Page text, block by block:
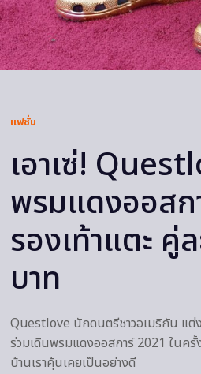
แฟชั่น
เอาเซ่!
พรมแดงออสก
รองเท้าแตะ คู่
บาท
Questlove นักดนตรีชาวอเมริกัน แต่
ร่วมเดินพรมแดงออสการ์ 2021 ในครั้
บ้านเราคุ้นเคยเป็นอย่างดี